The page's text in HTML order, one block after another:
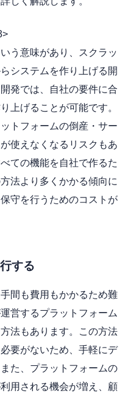
う意味があり、スクラッ
システムを作り上げる開
発では、自社の要件に合
上げることが可能です。
トフォームの倒産・サー
使えなくなるリスクもあ
ての機能を自社で作るた
法より多くかかる傾向に
守を行うためのコストが
する
間も費用もかかるため難
営するプラットフォーム
法もあります。この方法
要がないため、手軽にデ
た、プラットフォームの
用される機会が増え、顧